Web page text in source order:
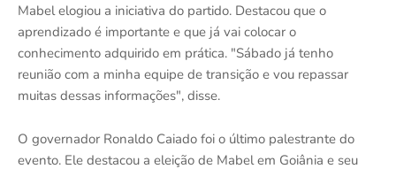
Mabel elogiou a iniciativa do partido. Destacou que o
aprendizado é importante e que já vai colocar o
conhecimento adquirido em prática. "Sábado já tenho
reunião com a minha equipe de transição e vou repassar
muitas dessas informações", disse.
O governador Ronaldo Caiado foi o último palestrante do
evento. Ele destacou a eleição de Mabel em Goiânia e seu